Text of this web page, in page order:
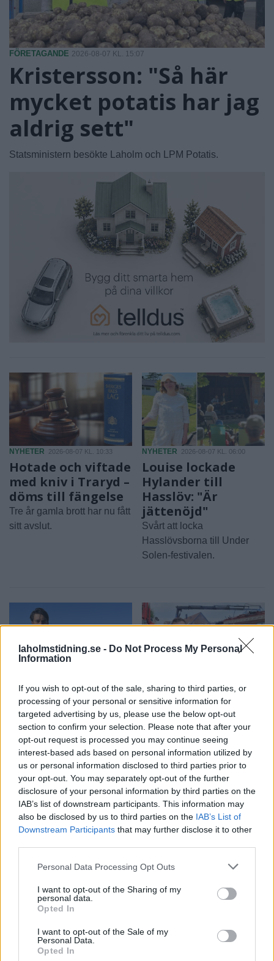
laholmstidning.se - Do Not Process My Personal
Information
If you wish to opt-out of the sale, sharing to third parties, or
processing of your personal or sensitive information for
targeted advertising by us, please use the below opt-out
section to confirm your selection. Please note that after your
opt-out request is processed you may continue seeing
interest-based ads based on personal information utilized by
us or personal information disclosed to third parties prior to
your opt-out. You may separately opt-out of the further
disclosure of your personal information by third parties on the
IAB’s list of downstream participants. This information may
also be disclosed by us to third parties on the IAB’s List of
Downstream Participants that may further disclose it to other
Personal Data Processing Opt Outs
I want to opt-out of the Sharing of my
personal data.
Opted In
I want to opt-out of the Sale of my
Personal Data.
Opted In
FÖRETAGANDE 2026-08-07 KL. 15:07
Kristersson: "Så här
mycket potatis har jag
aldrig sett"
Statsministern besökte Laholm och LPM Potatis.
NYHETER 2026-08-07 KL. 10:33
Hotade och viftade
med kniv i Traryd –
döms till fängelse
Tre år gamla brott har nu fått
sitt avslut.
NYHETER 2026-08-07 KL. 06:00
Louise lockade
Hylander till
Hasslöv: "Är
jättenöjd"
Svårt att locka
Hasslövsborna till Under
Solen-festivalen.
Från Australien till
Glänninge Park
Nu ska Nils hjälpa LFK att
klara kontraktet.
Brandmästaren:
”Vi var inte säkra
på att vi skulle
lyckas”
Storbranden kunde ha fått
betydligt värre följder.